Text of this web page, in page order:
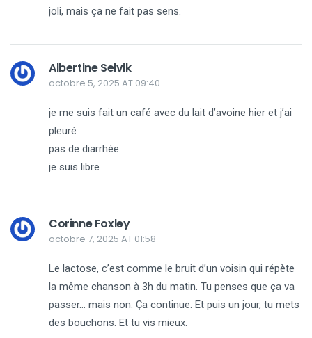
joli, mais ça ne fait pas sens.
Albertine Selvik
octobre 5, 2025 AT 09:40
je me suis fait un café avec du lait d’avoine hier et j’ai
pleuré
pas de diarrhée
je suis libre
Corinne Foxley
octobre 7, 2025 AT 01:58
Le lactose, c’est comme le bruit d’un voisin qui répète
la même chanson à 3h du matin. Tu penses que ça va
passer… mais non. Ça continue. Et puis un jour, tu mets
des bouchons. Et tu vis mieux.